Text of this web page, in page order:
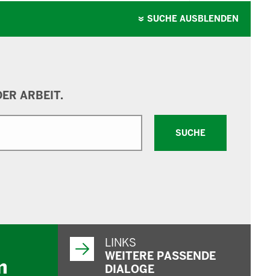
SUCHE AUSBLENDEN
ARBEIT.
SUCHE
LINKS
WEITERE PASSENDE
DIALOGE